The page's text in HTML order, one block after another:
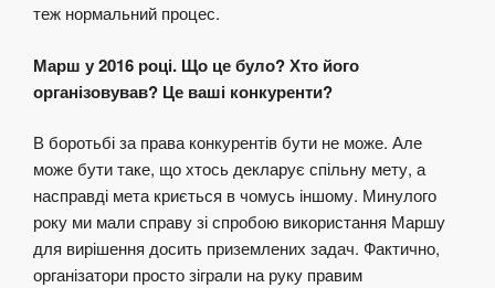
теж нормальний процес.
Марш у 2016 році. Що це було? Хто його
організовував? Це ваші конкуренти?
В боротьбі за права конкурентів бути не може. Але
може бути таке, що хтось декларує спільну мету, а
насправді мета криється в чомусь іншому. Минулого
року ми мали справу зі спробою використання Маршу
для вирішення досить приземлених задач. Фактично,
організатори просто зіграли на руку правим